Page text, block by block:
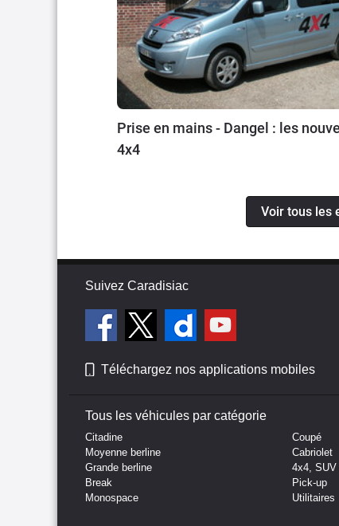
Prise en mains - Dangel : les nouveaux
4x4
Voir tous les
Suivez Caradisiac
Téléchargez nos applications mobiles
Tous les véhicules par catégorie
Citadine
Moyenne berline
Grande berline
Break
Monospace
Coupé
Cabriolet
4x4, SUV
Pick-up
Utilitaires